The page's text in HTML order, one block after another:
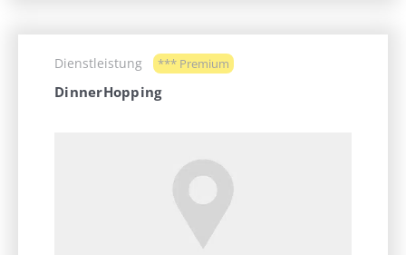
Dienstleistung *** Premium
DinnerHopping